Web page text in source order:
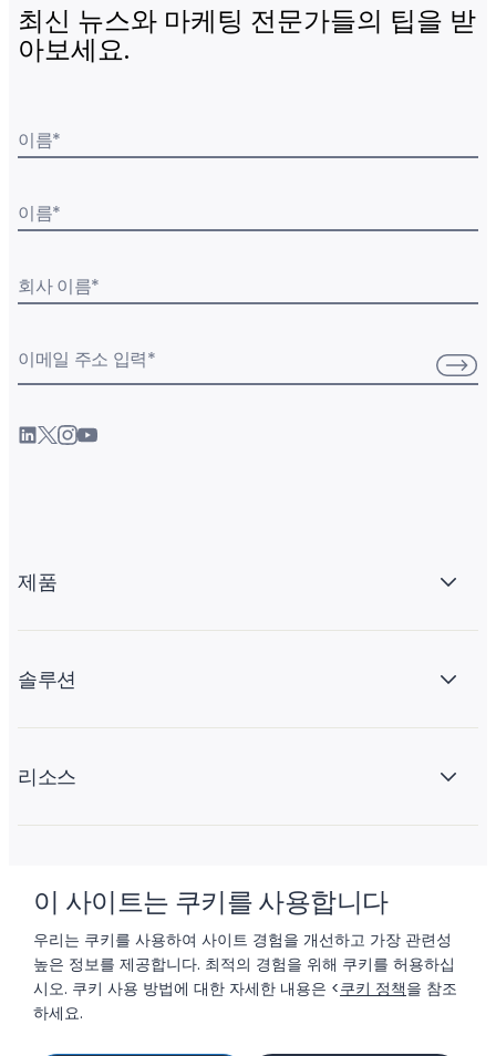
이 사이트는 쿠키를 사용합니다
우리는 쿠키를 사용하여 사이트 경험을 개선하고 가장 관련성
높은 정보를 제공합니다. 최적의 경험을 위해 쿠키를 허용하십
시오. 쿠키 사용 방법에 대한 자세한 내용은 <쿠키 정책을 참조
하세요.
최신 뉴스와 마케팅 전문가들의 팁을 받
아보세요.
이름*
이름*
회사 이름*
이메일 주소 입력*
제품
솔루션
리소스